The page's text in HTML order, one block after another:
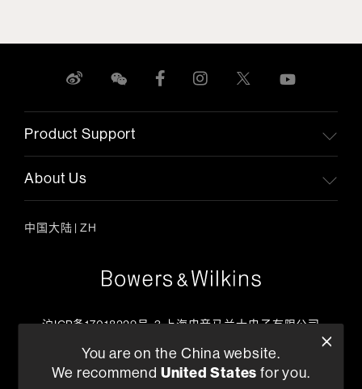
Product Support
About Us
中国大陆 | ZH
沪ICP备17018229号-3 上海电音马兰士电子有限公司
+86 400-621-0886
工作日上午09:00 ~ 17:45
You are on the China website.
We recommend United States for you.